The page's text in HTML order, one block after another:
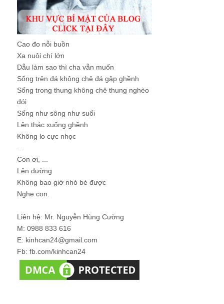
Cao đo nỗi buồn
Xa nuôi chí lớn
Dẫu làm sao thì cha vẫn muốn
Sống trên đá không chê đá gập ghềnh
Sống trong thung không chê thung nghèo
đói
Sống như sông như suối
Lên thác xuống ghềnh
Không lo cực nhọc
Con ơi, ...
Lên đường
Không bao giờ nhỏ bé được
Nghe con.
Liên hệ: Mr. Nguyễn Hùng Cường
M: 0988 833 616
E: kinhcan24@gmail.com
Fb: fb.com/kinhcan24